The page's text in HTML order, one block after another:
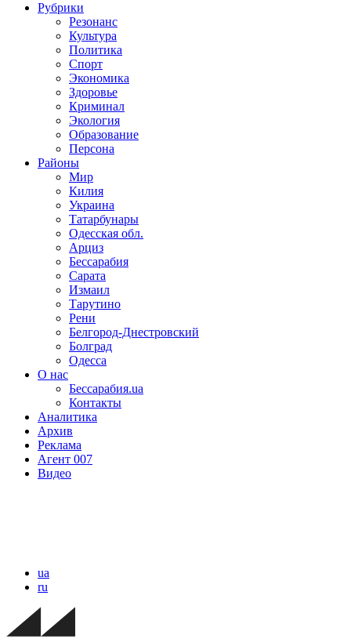
Рубрики
Резонанс
Культура
Политика
Спорт
Экономика
Здоровье
Криминал
Экология
Образование
Персона
Районы
Мир
Килия
Украина
Татарбунары
Одесская обл.
Арциз
Бессарабия
Сарата
Измаил
Тарутино
Рени
Белгород-Днестровский
Болград
Одесса
О нас
Бессарабия.ua
Контакты
Аналитика
Архив
Реклама
Агент 007
Видео
ua
ru